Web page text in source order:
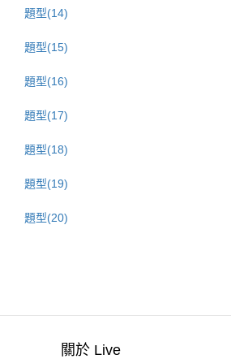
題型(14)
題型(15)
題型(16)
題型(17)
題型(18)
題型(19)
題型(20)
關於 Live